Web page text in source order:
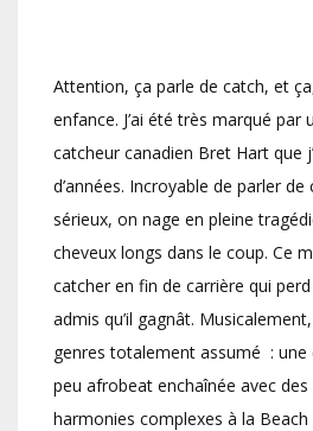
Attention, ça parle de catch, et
enfance. J’ai été très marqué par
catcheur canadien Bret Hart que
d’années. Incroyable de parler
sérieux, on nage en pleine
cheveux longs dans le coup. Ce
catcher en fin de carrière qui
admis qu’il gagnât.
genres totalement assumé : une
peu afrobeat enchaînée avec
harmonies complexes à la